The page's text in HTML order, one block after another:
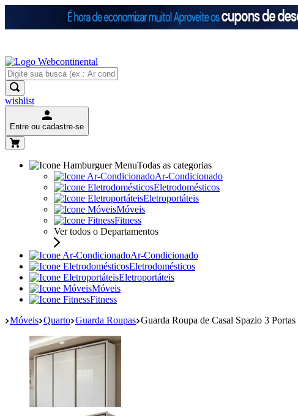
wishlist
Entre ou cadastre-se
Todas as categorias
Ar-Condicionado
Eletrodomésticos
Eletroportáteis
Móveis
Fitness
Ver todos o Departamentos
Ar-Condicionado
Eletrodomésticos
Eletroportáteis
Móveis
Fitness
Móveis Quarto Guarda Roupas Guarda Roupa de Casal Spazio 3